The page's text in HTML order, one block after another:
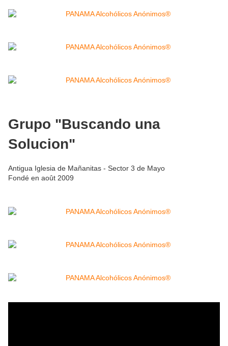
Grupo "Buscando una
Solucion"
Antigua Iglesia de Mañanitas - Sector 3 de Mayo
Fondé en août 2009